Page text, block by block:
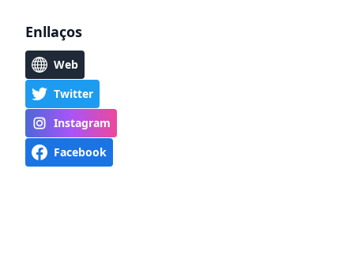
Enllaços
Web
Twitter
Instagram
Facebook